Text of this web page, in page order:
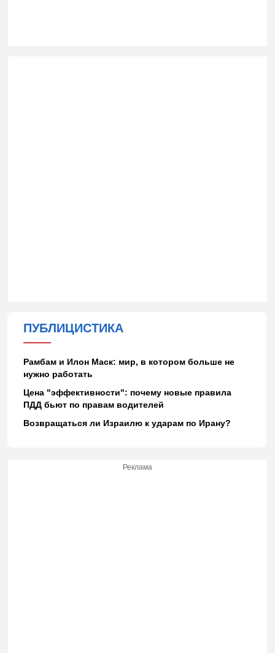
ПУБЛИЦИСТИКА
Рамбам и Илон Маск: мир, в котором больше не
нужно работать
Цена "эффективности": почему новые правила
ПДД бьют по правам водителей
Возвращаться ли Израилю к ударам по Ирану?
Реклама